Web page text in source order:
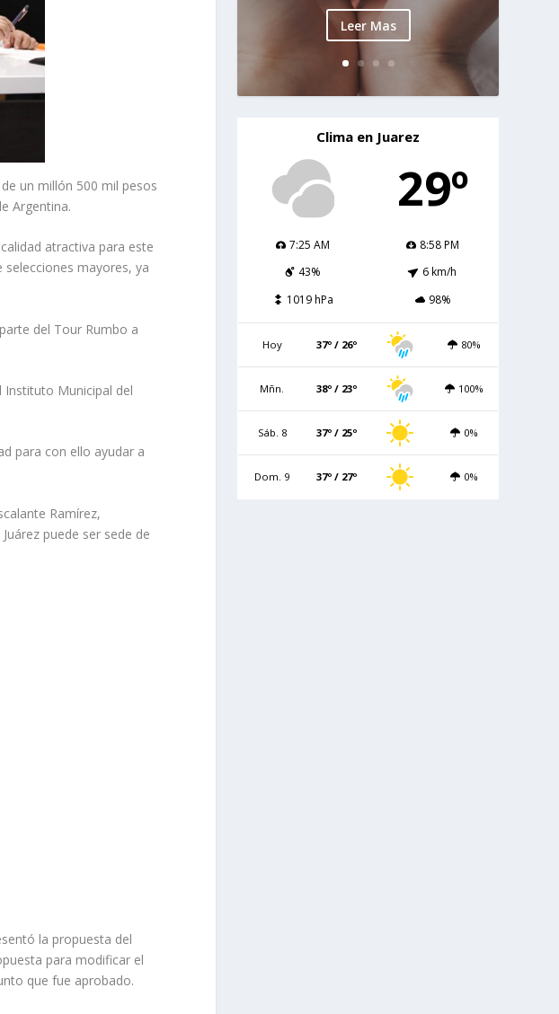
un millón 500 mil pesos
Argentina.
atractiva para este
mayores, ya
del Tour Rumbo a
Municipal del
para con ello ayudar a
Ramírez,
puede ser sede de
la propuesta del
para modificar el
que fue aprobado.
Leer Mas
Clima en Juarez
29º
7:25 AM
8:58 PM
43%
6 km/h
1019 hPa
98%
Hoy 37º / 26º 80%
Mñn. 38º / 23º 100%
Sáb. 8 37º / 25º 0%
Dom. 9 37º / 27º 0%